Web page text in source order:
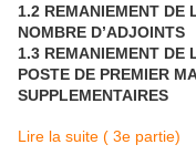
1.2 REMANIEMENT DE
NOMBRE D’ADJOINTS
1.3 REMANIEMENT DE
POSTE DE PREMIER
SUPPLEMENTAIRES
Lire la suite ( 3e partie)